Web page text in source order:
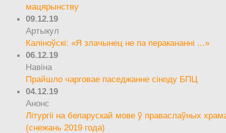
мацярынству
09.12.19
Артыкул
Каліноўскі: «Я злачынец не па перакананні ...»
06.12.19
Навіна
Прайшло чарговае паседжанне сіноду БПЦ
04.12.19
Анонс
Літургіі на беларускай мове ў праваслаўных
(снежань 2019 года)